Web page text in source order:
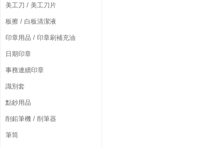
美工刀 / 美工刀片
板擦 / 白板清潔液
印章用品 / 印章刷補充油
日期印章
事務連續印章
識別套
點鈔用品
削鉛筆機 / 削筆器
筆筒